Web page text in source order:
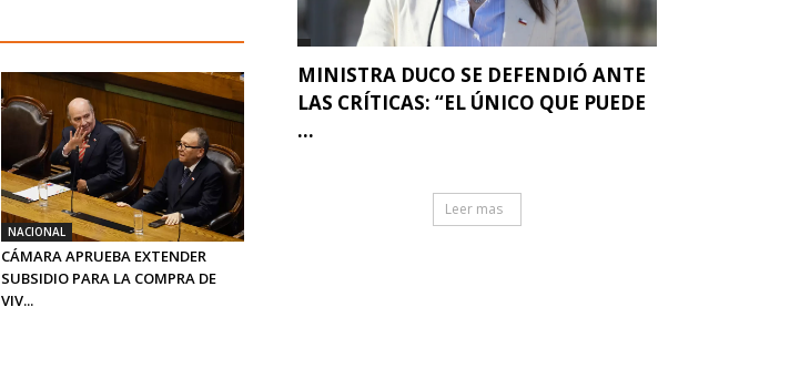
NACIONAL
CÁMARA APRUEBA EXTENDER
SUBSIDIO PARA LA COMPRA DE
VIV...
MINISTRA DUCO SE DEFENDIÓ ANTE
LAS CRÍTICAS: “EL ÚNICO QUE PUEDE
...
Leer mas